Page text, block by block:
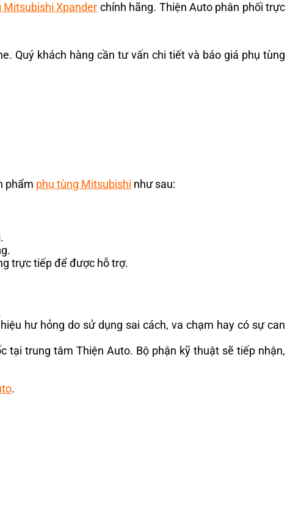
Mitsubishi Xpander chính hãng. Thiện Auto phân phối trực
Quý khách hàng cần tư vấn chi tiết và báo giá phụ tùng
phẩm phụ tùng Mitsubishi như sau:
trực tiếp để được hỗ trợ.
hư hỏng do sử dụng sai cách, va chạm hay có sự can
tại trung tâm Thiện Auto. Bộ phận kỹ thuật sẽ tiếp nhận,
.